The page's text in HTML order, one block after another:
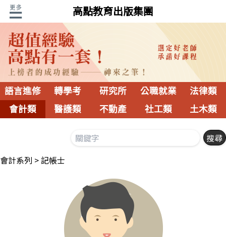
高點教育出版集團
語言進修 轉學考 研究所 公職就業
法律類
會計類
醫護類 不動產 社工類 土木類
會計系列 記帳士